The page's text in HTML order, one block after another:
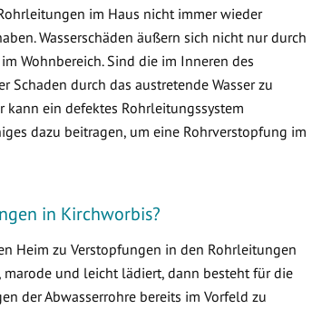
im Haus nicht immer wieder
Wasserschäden äußern sich nicht nur durch
Wohnbereich. Sind die im Inneren des
durch das austretende Wasser zu
kann ein defektes Rohrleitungssystem
dazu beitragen, um eine Rohrverstopfung im
in Kirchworbis?
Heim zu Verstopfungen in den Rohrleitungen
und leicht lädiert, dann besteht für die
der Abwasserrohre bereits im Vorfeld zu